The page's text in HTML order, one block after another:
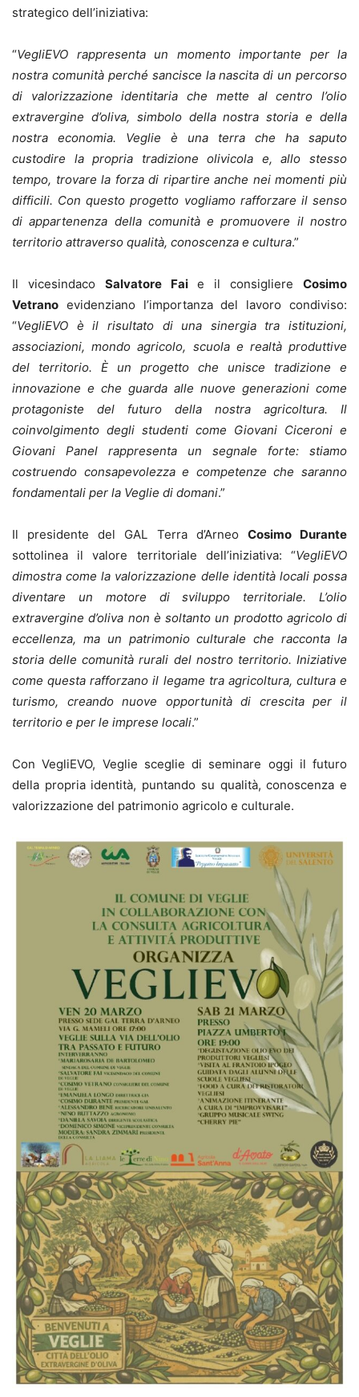
strategico dell’iniziativa:
“VegliEVO rappresenta un momento importante per la
nostra comunità perché sancisce la nascita di un percorso
di valorizzazione identitaria che mette al centro l’olio
extravergine d’oliva, simbolo della nostra storia e della
nostra economia. Veglie è una terra che ha saputo
custodire la propria tradizione olivicola e, allo stesso
tempo, trovare la forza di ripartire anche nei momenti più
difficili. Con questo progetto vogliamo rafforzare il senso
di appartenenza della comunità e promuovere il nostro
territorio attraverso qualità, conoscenza e cultura.”
Il vicesindaco Salvatore Faie il consigliereCosimo
Vetrano evidenziano l’importanza del lavoro condiviso:
“VegliEVO è il risultato di una sinergia tra istituzioni,
associazioni, mondo agricolo, scuola e realtà produttive
del territorio. È un progetto che unisce tradizione e
innovazione e che guarda alle nuove generazioni come
protagoniste del futuro della nostra agricoltura. Il
coinvolgimento degli studenti come Giovani Ciceroni e
Giovani Panel rappresenta un segnale forte: stiamo
costruendo consapevolezza e competenze che saranno
fondamentali per la Veglie di domani.”
Il presidente del GAL Terra d’Arneo Cosimo Durante
sottolinea il valore territoriale dell’iniziativa: “VegliEVO
dimostra come la valorizzazione delle identità locali possa
diventare un motore di sviluppo territoriale. L’olio
extravergine d’oliva non è soltanto un prodotto agricolo di
eccellenza, ma un patrimonio culturale che racconta la
storia delle comunità rurali del nostro territorio. Iniziative
come questa rafforzano il legame tra agricoltura, cultura e
turismo, creando nuove opportunità di crescita per il
territorio e per le imprese locali.”
Con VegliEVO, Veglie sceglie di seminare oggi il futuro
della propria identità, puntando su qualità, conoscenza e
valorizzazione del patrimonio agricolo e culturale.